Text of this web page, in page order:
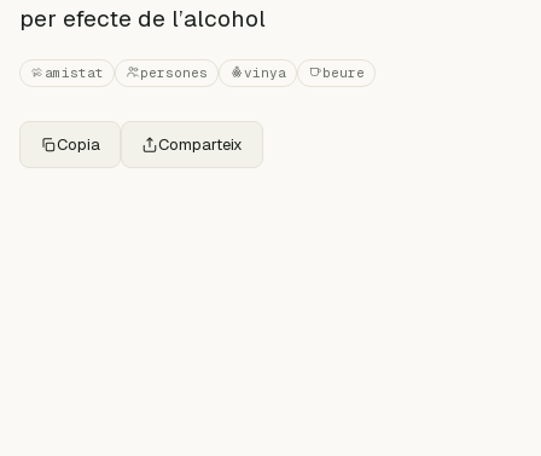
per efecte de l’alcohol
amistat persones vinya beure
Copia Comparteix